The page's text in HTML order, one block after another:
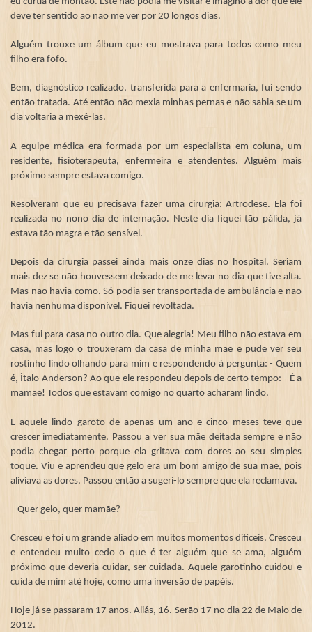
deve ter sentido ao não me ver por 20 longos dias.
Alguém trouxe um álbum que eu mostrava para todos como meu
filho era fofo.
Bem, diagnóstico realizado, transferida para a enfermaria, fui sendo
então tratada. Até então não mexia minhas pernas e não sabia se um
dia voltaria a mexê-las.
A equipe médica era formada por um especialista em coluna, um
residente, fisioterapeuta, enfermeira e atendentes. Alguém mais
próximo sempre estava comigo.
Resolveram que eu precisava fazer uma cirurgia: Artrodese. Ela foi
realizada no nono dia de internação. Neste dia fiquei tão pálida, já
estava tão magra e tão sensível.
Depois da cirurgia passei ainda mais onze dias no hospital. Seriam
mais dez se não houvessem deixado de me levar no dia que tive alta.
Mas não havia como. Só podia ser transportada de ambulância e não
havia nenhuma disponível. Fiquei revoltada.
Mas fui para casa no outro dia. Que alegria! Meu filho não estava em
casa, mas logo o trouxeram da casa de minha mãe e pude ver seu
rostinho lindo olhando para mim e respondendo à pergunta: - Quem
é, Ítalo Anderson? Ao que ele respondeu depois de certo tempo: - É a
mamãe! Todos que estavam comigo no quarto acharam lindo.
E aquele lindo garoto de apenas um ano e cinco meses teve que
crescer imediatamente. Passou a ver sua mãe deitada sempre e não
podia chegar perto porque ela gritava com dores ao seu simples
toque. Viu e aprendeu que gelo era um bom amigo de sua mãe, pois
aliviava as dores. Passou então a sugeri-lo sempre que ela reclamava.
– Quer gelo, quer mamãe?
Cresceu e foi um grande aliado em muitos momentos difíceis. Cresceu
e entendeu muito cedo o que é ter alguém que se ama, alguém
próximo que deveria cuidar, ser cuidada. Aquele garotinho cuidou e
cuida de mim até hoje, como uma inversão de papéis.
Hoje já se passaram 17 anos. Aliás, 16. Serão 17 no dia 22 de Maio de
2012.